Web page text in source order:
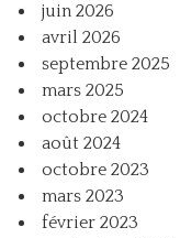
juin 2026
avril 2026
septembre 2025
mars 2025
octobre 2024
août 2024
octobre 2023
mars 2023
février 2023